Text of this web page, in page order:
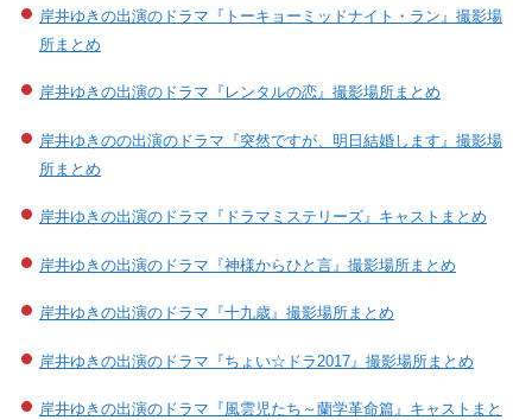
岸井ゆきの出演のドラマ『トーキョーミッドナイト・ラン』撮影場
所まとめ
岸井ゆきの出演のドラマ『レンタルの恋』撮影場所まとめ
岸井ゆきのの出演のドラマ『突然ですが、明日結婚します』撮影場
所まとめ
岸井ゆきの出演のドラマ『ドラマミステリーズ』キャストまとめ
岸井ゆきの出演のドラマ『神様からひと言』撮影場所まとめ
岸井ゆきの出演のドラマ『十九歳』撮影場所まとめ
岸井ゆきの出演のドラマ『ちょい☆ドラ2017』撮影場所まとめ
岸井ゆきの出演のドラマ『風雲児たち～蘭学革命篇』キャストまと